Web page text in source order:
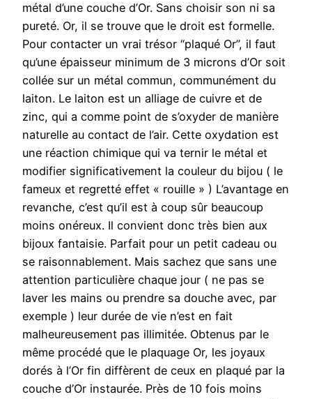
métal d’une couche d’Or. Sans choisir son ni sa
pureté. Or, il se trouve que le droit est formelle.
Pour contacter un vrai trésor “plaqué Or”, il faut
qu’une épaisseur minimum de 3 microns d’Or soit
collée sur un métal commun, communément du
laiton. Le laiton est un alliage de cuivre et de
zinc, qui a comme point de s’oxyder de manière
naturelle au contact de l’air. Cette oxydation est
une réaction chimique qui va ternir le métal et
modifier significativement la couleur du bijou ( le
fameux et regretté effet « rouille » ) L’avantage en
revanche, c’est qu’il est à coup sûr beaucoup
moins onéreux. Il convient donc très bien aux
bijoux fantaisie. Parfait pour un petit cadeau ou
se raisonnablement. Mais sachez que sans une
attention particulière chaque jour ( ne pas se
laver les mains ou prendre sa douche avec, par
exemple ) leur durée de vie n’est en fait
malheureusement pas illimitée. Obtenus par le
même procédé que le plaquage Or, les joyaux
dorés à l’Or fin diffèrent de ceux en plaqué par la
couche d’Or instaurée. Près de 10 fois moins